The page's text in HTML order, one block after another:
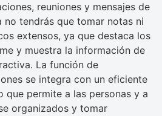
reuniones y mensajes de
no tendrás que tomar notas ni
extensos, ya que destaca los
y muestra la información de
La función de
se integra con un eficiente
que permite a las personas y a
organizados y tomar